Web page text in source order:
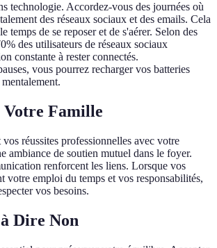
technologie. Accordez-vous des journées où
des réseaux sociaux et des emails. Cela
temps de se reposer et de s'aérer. Selon des
des utilisateurs de réseaux sociaux
constante à rester connectés.
vous pourrez recharger vos batteries
Famille
réussites professionnelles avec votre
ambiance de soutien mutuel dans le foyer.
renforcent les liens. Lorsque vos
votre emploi du temps et vos responsabilités,
vos besoins.
Dire Non